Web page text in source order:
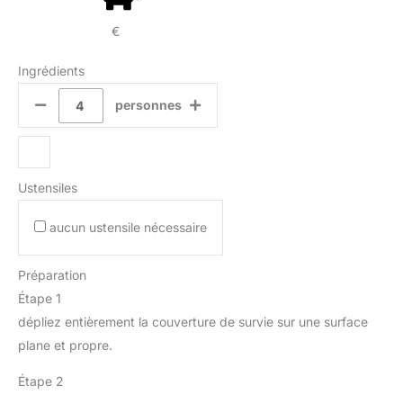
€
Ingrédients
personnes
Ustensiles
aucun ustensile nécessaire
Préparation
Étape 1
dépliez entièrement la couverture de survie sur une surface
plane et propre.
Étape 2